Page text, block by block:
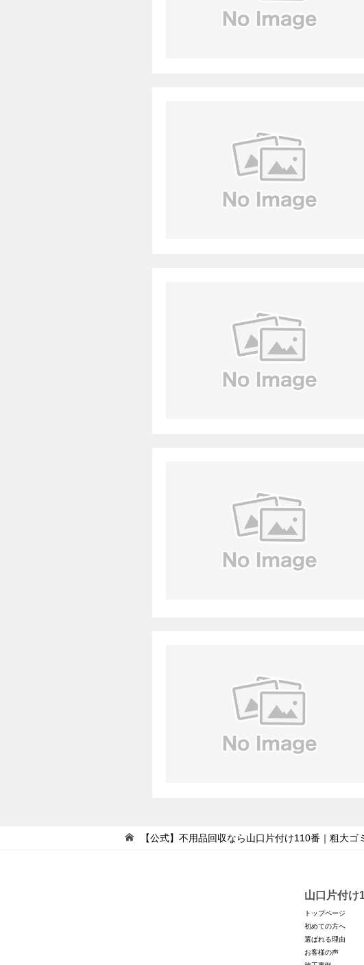
【公式】不用品回収なら山口片付け110番｜粗大
山口片付け
トップページ
初めての方へ
選ばれる理由
お客様の声